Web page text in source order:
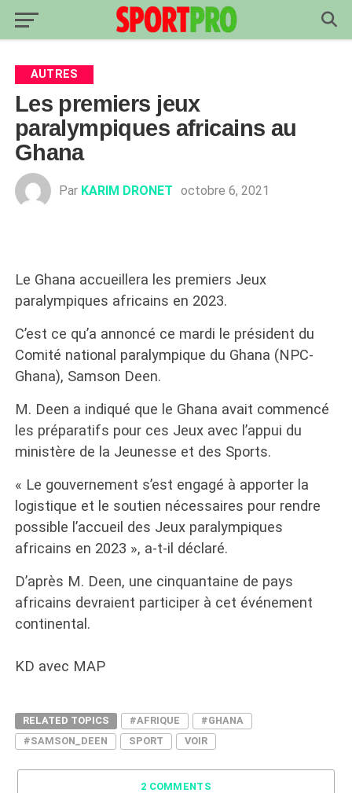
AUTRES
Les premiers jeux
paralympiques africains au
Ghana
Par KARIM DRONET octobre 6, 2021
Le Ghana accueillera les premiers Jeux
paralympiques africains en 2023.
C’est ce qu’a annoncé ce mardi le président du
Comité national paralympique du Ghana (NPC-
Ghana), Samson Deen.
M. Deen a indiqué que le Ghana avait commencé
les préparatifs pour ces Jeux avec l’appui du
ministère de la Jeunesse et des Sports.
« Le gouvernement s’est engagé à apporter la
logistique et le soutien nécessaires pour rendre
possible l’accueil des Jeux paralympiques
africains en 2023 », a-t-il déclaré.
D’après M. Deen, une cinquantaine de pays
africains devraient participer à cet événement
continental.
KD avec MAP
RELATED TOPICS #AFRIQUE
#GHANA
#SAMSON_DEEN
SPORT VOIR
2 COMMENTS